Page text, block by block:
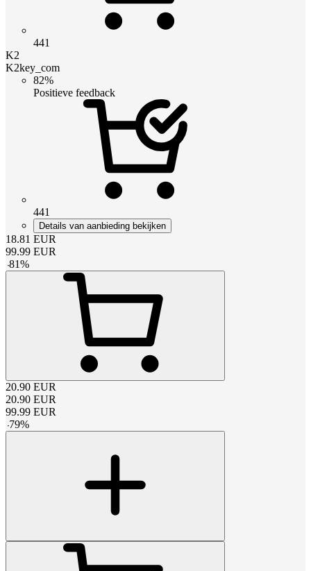
441
K2
K2key_com
82%
Positieve feedback
441
Details van aanbieding bekijken
18.81 EUR
99.99 EUR
-81%
20.90 EUR
20.90 EUR
99.99 EUR
-79%